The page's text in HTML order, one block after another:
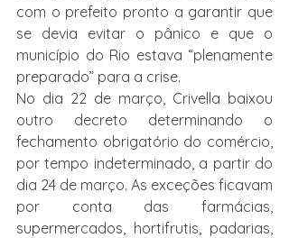
com o prefeito pronto a garantir que
se devia evitar o pânico e que o
município do Rio estava “plenamente
preparado” para a crise.
No dia 22 de março, Crivella baixou
outro decreto determinando o
fechamento obrigatório do comércio,
por tempo indeterminado, a partir do
dia 24 de março. As exceções ficavam
por conta das farmácias,
supermercados, hortifrutis, padarias,